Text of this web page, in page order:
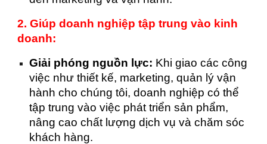
2. Giúp doanh nghiệp tập trung vào kinh
doanh:
Giải phóng nguồn lực: Khi giao các công
việc như thiết kế, marketing, quản lý vận
hành cho chúng tôi, doanh nghiệp có thể
tập trung vào việc phát triển sản phẩm,
nâng cao chất lượng dịch vụ và chăm sóc
khách hàng.